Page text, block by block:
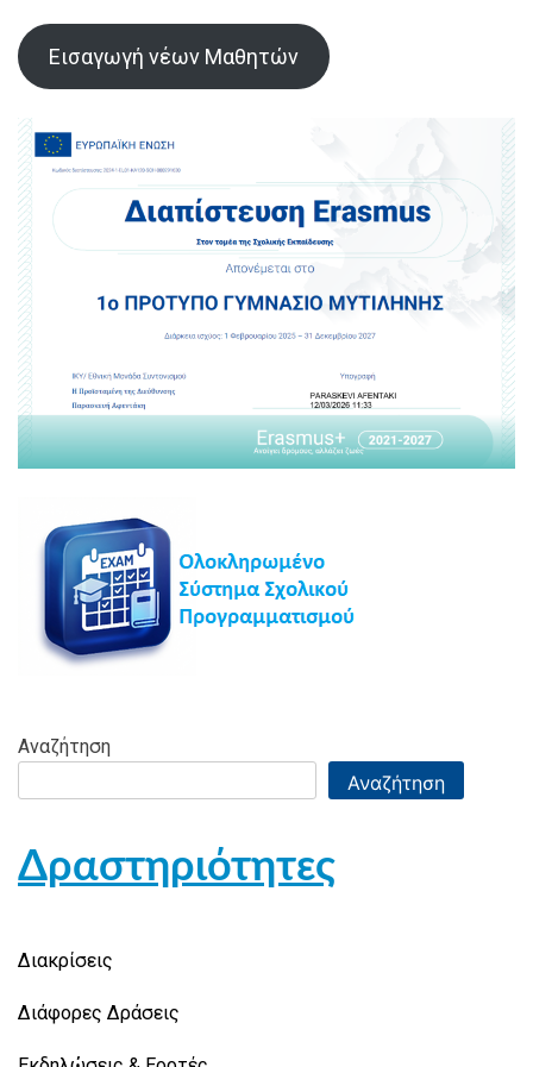
Εισαγωγή νέων Μαθητών
Αναζήτηση
Αναζήτηση
Δραστηριότητες
Διακρίσεις
Διάφορες Δράσεις